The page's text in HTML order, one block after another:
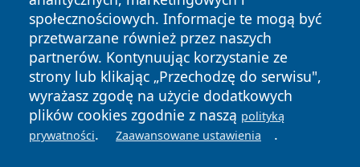
społecznościowych. Informacje te mogą być
przetwarzane również przez naszych
partnerów. Kontynuując korzystanie ze
strony lub klikając „Przechodzę do serwisu",
wyrażasz zgodę na użycie dodatkowych
plików cookies zgodnie z naszą polityką
prywatności. Zaawansowane ustawienia .
News Autorzy
Polityka
Prywatności
Polityka
Cookies